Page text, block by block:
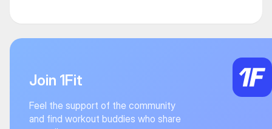
Join 1Fit
Feel the support of the community
and find workout buddies who share